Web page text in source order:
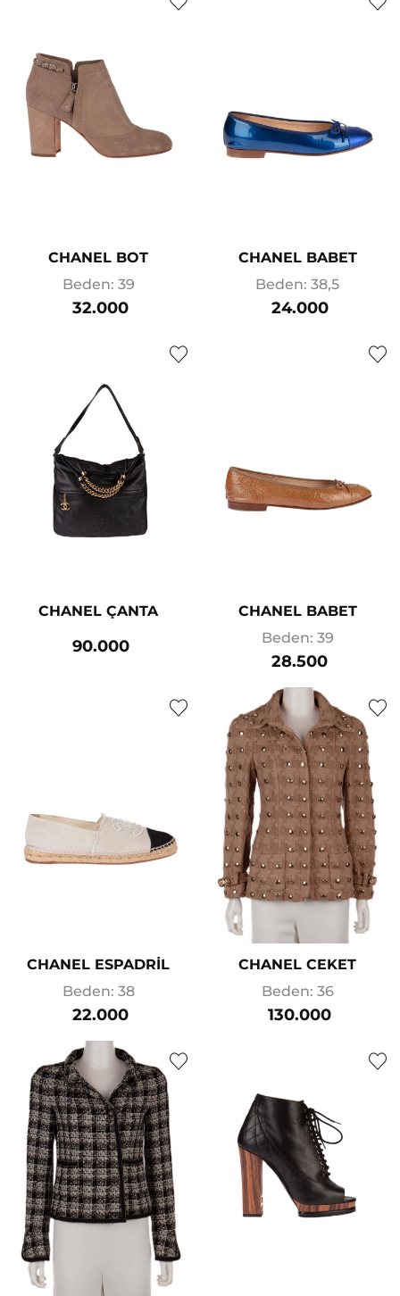
CHANEL BOT
Beden: 39
32.000
CHANEL BABET
Beden: 38,5
24.000
CHANEL ÇANTA
90.000
CHANEL BABET
Beden: 39
28.500
CHANEL ESPADRİL
Beden: 38
22.000
CHANEL CEKET
Beden: 36
130.000